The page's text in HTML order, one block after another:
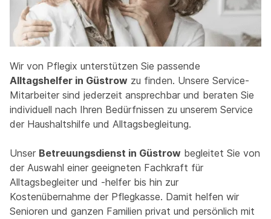
Wir von Pflegix unterstützen Sie passende
Alltagshelfer in Güstrow zu finden. Unsere Service-
Mitarbeiter sind jederzeit ansprechbar und beraten Sie
individuell nach Ihren Bedürfnissen zu unserem Service
der Haushaltshilfe und Alltagsbegleitung.
Unser Betreuungsdienst in Güstrow begleitet Sie von
der Auswahl einer geeigneten Fachkraft für
Alltagsbegleiter und -helfer bis hin zur
Kostenübernahme der Pflegkasse. Damit helfen wir
Senioren und ganzen Familien privat und persönlich mit